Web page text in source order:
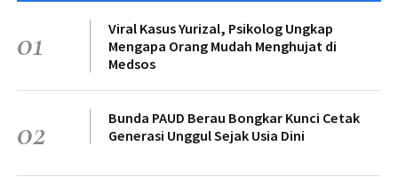
01
Viral Kasus Yurizal, Psikolog Ungkap
Mengapa Orang Mudah Menghujat di
Medsos
02
Bunda PAUD Berau Bongkar Kunci Cetak
Generasi Unggul Sejak Usia Dini